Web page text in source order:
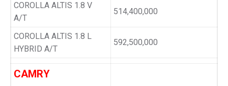
COROLLA ALTIS 1.8 V
A/T
514,400,000
COROLLA ALTIS 1.8 L
HYBRID A/T
592,500,000
CAMRY